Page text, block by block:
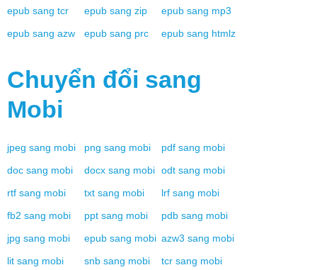
epub sang tcr epub sang zip epub sang mp3
epub sang azw epub sang prc epub sang htmlz
Chuyển đổi sang
Mobi
jpeg sang mobi png sang mobi pdf sang mobi
doc sang mobi docx sang mobi odt sang mobi
rtf sang mobi txt sang mobi lrf sang mobi
fb2 sang mobi ppt sang mobi pdb sang mobi
jpg sang mobi epub sang mobi azw3 sang mobi
lit sang mobi snb sang mobi tcr sang mobi